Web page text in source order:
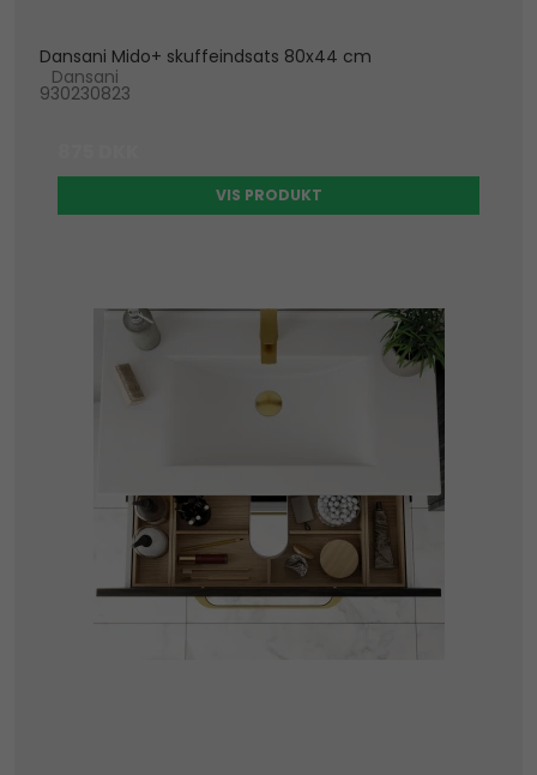
Dansani Mido+ skuffeindsats 80x44 cm
Dansani
930230823
VIS PRODUKT